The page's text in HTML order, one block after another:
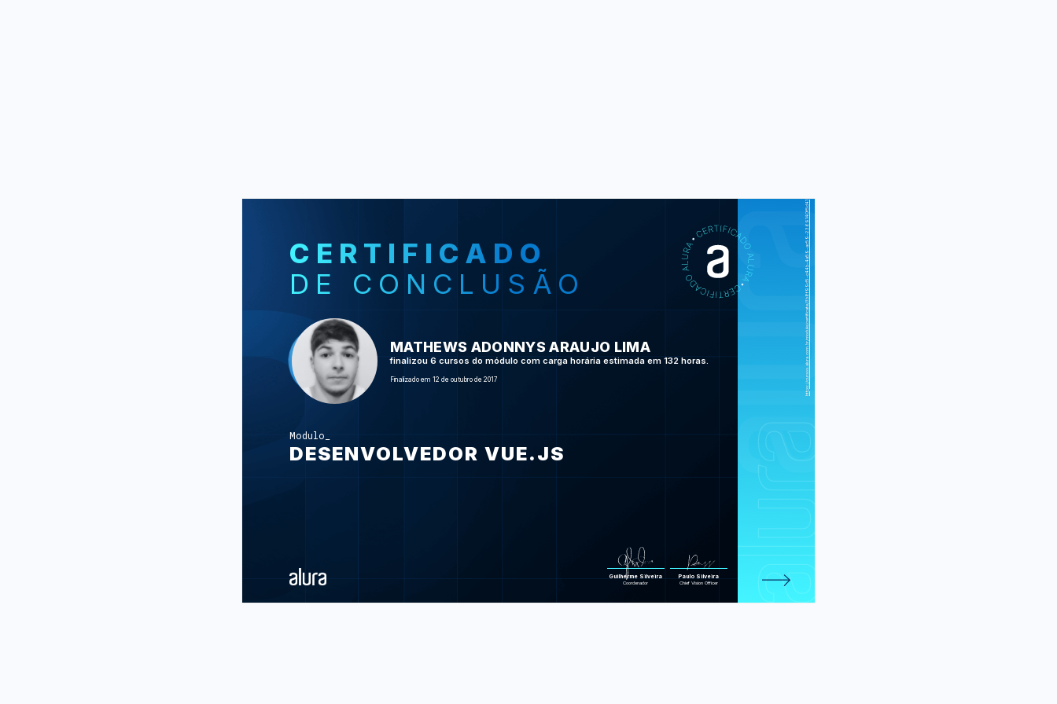
CERTIFICADO
DE CONCLUSÃO
MATHEWS ADONNYS ARAUJO LIMA
finalizou 6 cursos do módulo com carga horária estimada em 132 horas.
Finalizado em 12 de outubro de 2017
Modulo
DESENVOLVEDOR VUE.JS
Guilherme Silveira
Coordenador
Paulo Silveira
Chief Vision Officer
https://cursos.alura.com.br/module/certificate/3b8f99d5-c44b-4a59-ac59-2369140f5d41
CUR
SOS
Turbinando as suas páginas
Vue.js parte 1: construindo
Single Page Applications
Vue.js parte 2: construindo
Single Page Applications
Foram feitas 477 de 479 atividades.